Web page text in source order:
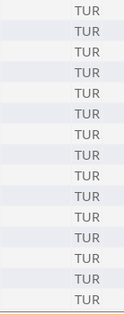
TUR
TUR
TUR
TUR
TUR
TUR
TUR
TUR
TUR
TUR
TUR
TUR
TUR
TUR
TUR